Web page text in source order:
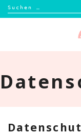
Suchen
nach:
Shop